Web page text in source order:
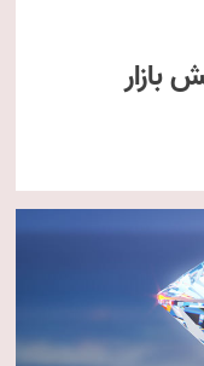
بازار